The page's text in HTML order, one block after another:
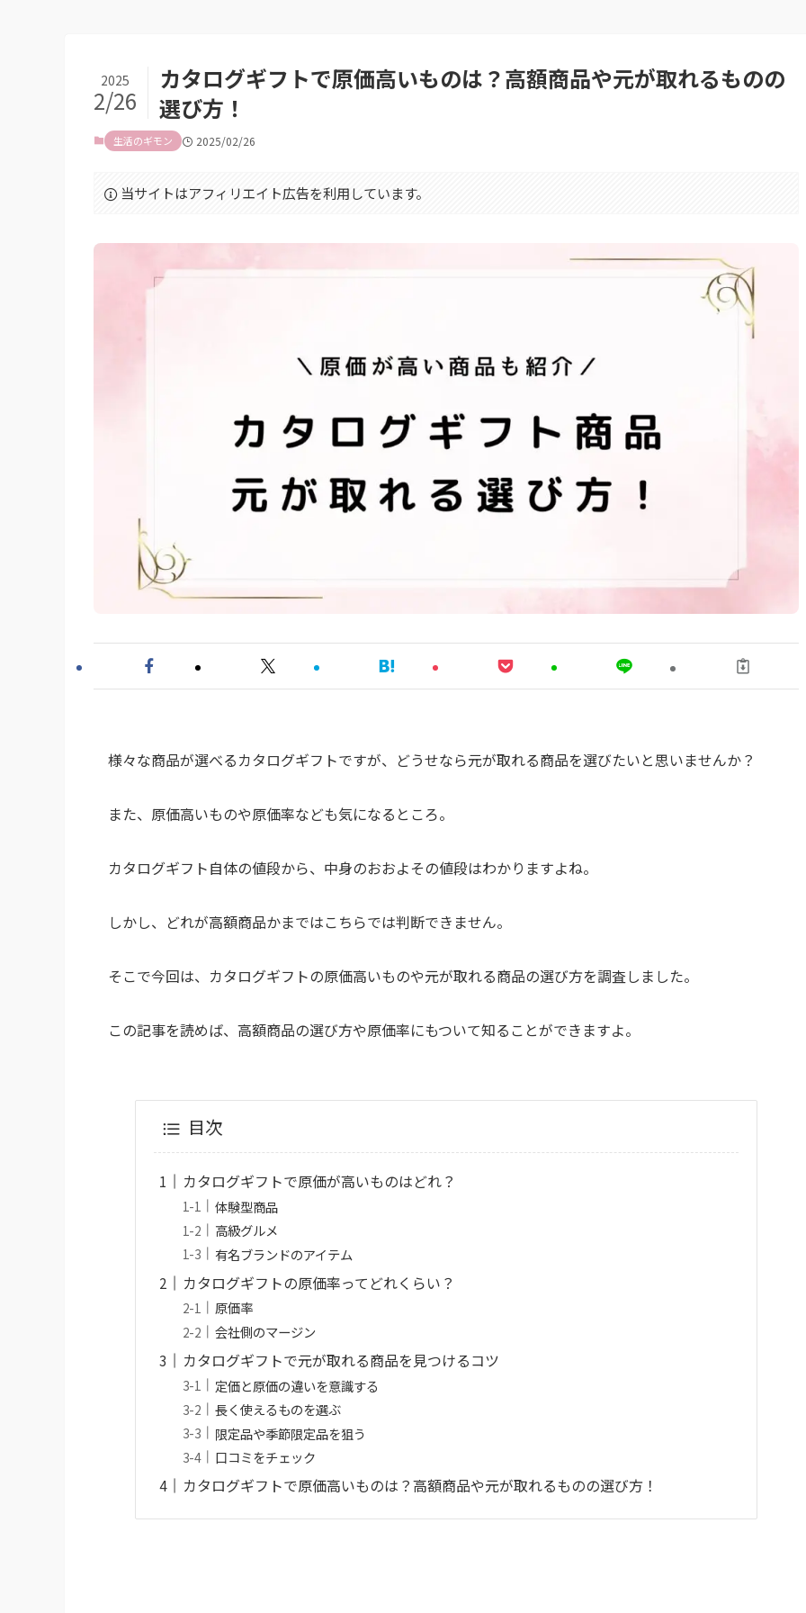
カタログギフトで原価高いものは？高額商品や元が取れるものの
選び方！
2025
2/26
生活のギモン 2025/02/26
当サイトはアフィリエイト広告を利用しています。
様々な商品が選べるカタログギフトですが、どうせなら元が取れる商品を選びたいと思いませんか？
また、原価高いものや原価率なども気になるところ。
カタログギフト自体の値段から、中身のおおよその値段はわかりますよね。
しかし、どれが高額商品かまではこちらでは判断できません。
そこで今回は、カタログギフトの原価高いものや元が取れる商品の選び方を調査しました。
この記事を読めば、高額商品の選び方や原価率にもついて知ることができますよ。
目次
カタログギフトで原価が高いものはどれ？
体験型商品
高級グルメ
有名ブランドのアイテム
カタログギフトの原価率ってどれくらい？
原価率
会社側のマージン
カタログギフトで元が取れる商品を見つけるコツ
定価と原価の違いを意識する
長く使えるものを選ぶ
限定品や季節限定品を狙う
口コミをチェック
カタログギフトで原価高いものは？高額商品や元が取れるものの選び方！